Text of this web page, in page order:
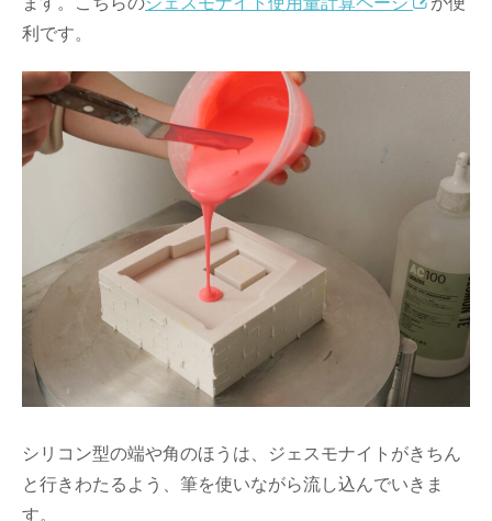
利です。
シリコン型の端や角のほうは、ジェスモナイトがきちん
と行きわたるよう、筆を使いながら流し込んでいきま
す。